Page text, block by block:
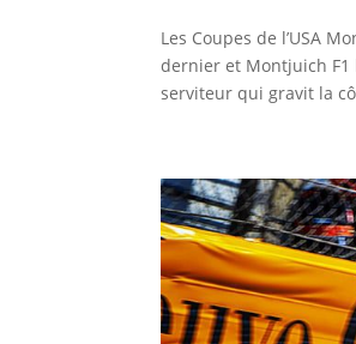
Les Coupes de l’USA
dernier et Montjuich F1
serviteur qui gravit la